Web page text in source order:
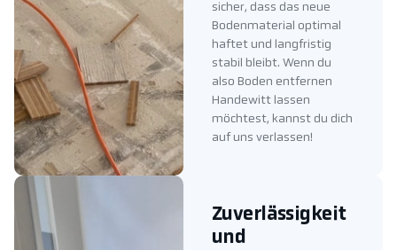
sicher, dass das neue
Bodenmaterial optimal
haftet und langfristig
stabil bleibt. Wenn du
also Boden entfernen
Handewitt lassen
möchtest, kannst du dich
auf uns verlassen!
Zuverlässigkeit
und